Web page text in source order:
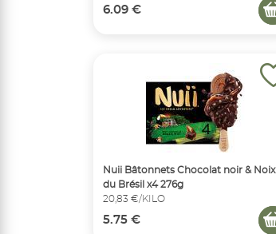
6.09 €
Nuii Bâtonnets Chocolat noir & Noix
du Brésil x4 276g
20,83 €/KILO
5.75 €